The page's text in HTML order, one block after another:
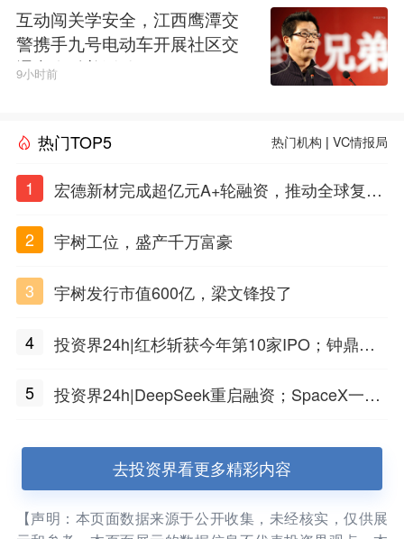
互动闯关学安全，江西鹰潭交
警携手九号电动车开展社区交
通安全科普活动
9小时前
热门TOP5 热门机构 |VC情报局
1
宏德新材完成超亿元A+轮融资，推动全球复合
2
宇树工位，盛产千万富豪
3 宇树发行市值600亿，梁文锋投了
4
投资界24h|红杉斩获今年第10家IPO；钟鼎投
水
5
投资界24h|DeepSeek重启融资；SpaceX一夜
去投资界看更多精彩内容
【声明：本页面数据来源于公开收集，未经核实，仅供展